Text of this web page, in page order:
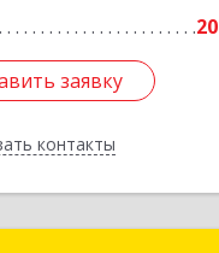
20
заявку
контакты
заявку
Назад